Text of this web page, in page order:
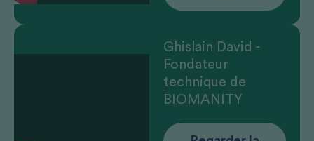
Ghislain David -
Fondateur
technique de
BIOMANITY